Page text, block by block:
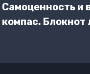
Самоценность и
компас. Блокнот